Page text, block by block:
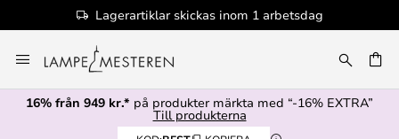
Lagerartiklar skickas inom 1 arbetsdag
till
innehållet
16% från 949 kr.* på produkter märkta med “-16% EXTRA”
Till produkterna